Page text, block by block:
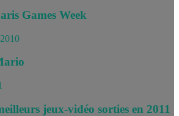
Games Week
jeux-vidéo sorties en 2011